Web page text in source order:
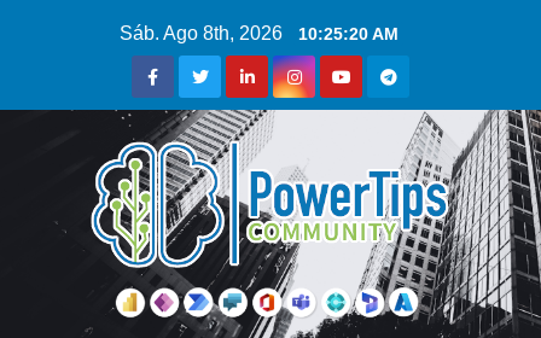
Sáb. Ago 8th, 2026 10:25:21 AM